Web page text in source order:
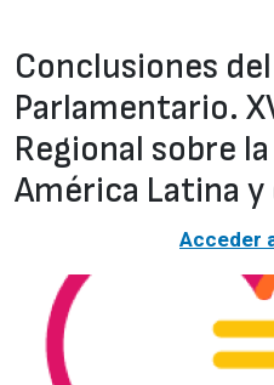
Conclusiones
Parlamentario.
Regional sobre
América Latina y
Acceder